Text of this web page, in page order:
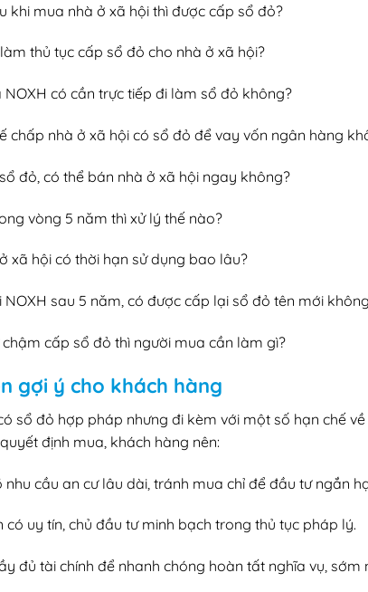
khi mua nhà ở xã hội thì được cấp sổ đỏ?
thủ tục cấp sổ đỏ cho nhà ở xã hội?
NOXH có cần trực tiếp đi làm sổ đỏ không?
chấp nhà ở xã hội có sổ đỏ để vay vốn ngân hàng
đỏ, có thể bán nhà ở xã hội ngay không?
vòng 5 năm thì xử lý thế nào?
xã hội có thời hạn sử dụng bao lâu?
NOXH sau 5 năm, có được cấp lại sổ đỏ tên mới
chậm cấp sổ đỏ thì người mua cần làm gì?
gợi ý cho khách hàng
sổ đỏ hợp pháp nhưng đi kèm với một số hạn chế
định mua, khách hàng nên:
nhu cầu an cư lâu dài, tránh mua chỉ để đầu tư ngắn
có uy tín, chủ đầu tư minh bạch trong thủ tục pháp lý.
đủ tài chính để nhanh chóng hoàn tất nghĩa vụ, sớm